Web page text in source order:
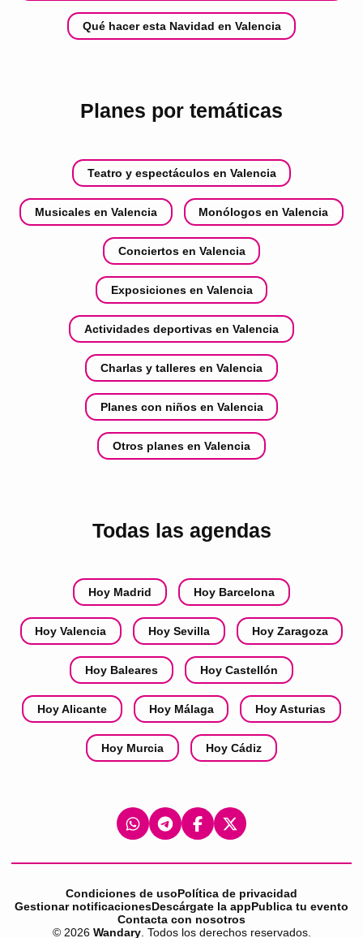
Qué hacer esta Navidad en Valencia
Planes por temáticas
Teatro y espectáculos en Valencia
Musicales en Valencia Monólogos en Valencia
Conciertos en Valencia
Exposiciones en Valencia
Actividades deportivas en Valencia
Charlas y talleres en Valencia
Planes con niños en Valencia
Otros planes en Valencia
Todas las agendas
Hoy Madrid Hoy Barcelona
Hoy Valencia Hoy Sevilla Hoy Zaragoza
Hoy Baleares Hoy Castellón
Hoy Alicante Hoy Málaga Hoy Asturias
Hoy Murcia Hoy Cádiz
Condiciones de usoPolítica de privacidad
Gestionar notificacionesDescárgate la appPublica tu evento
Contacta con nosotros
© 2026 Wandary. Todos los derechos reservados.